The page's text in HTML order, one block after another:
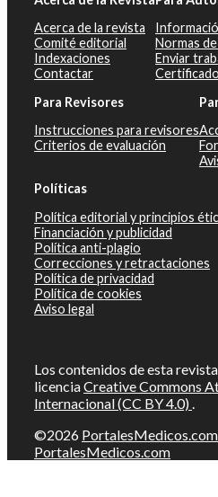
Acerca de la revista
Comité editorial
Indexaciones
Contactar
Normas
Enviar
Para Revisores
Instrucciones para revisores
Criterios de evaluación
Políticas
Política editorial y principios
Financiación y publicidad
Política anti-plagio
Correcciones y retractaciones
Política de privacidad
Política de cookies
Aviso legal
Los contenidos de esta
licenciaCreative Commons
Internacional (CC BY 4.0) .
©2026 PortalesMedicos.com
PortalesMedicos.com